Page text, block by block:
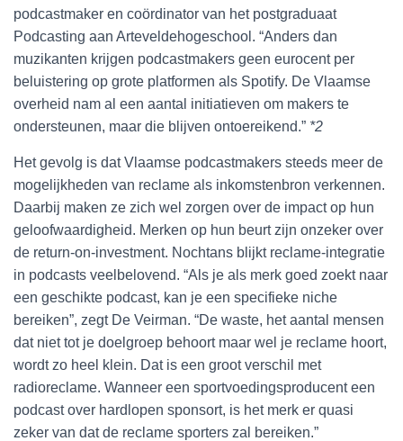
podcastmaker en coördinator van het postgraduaat
Podcasting aan Arteveldehogeschool. “Anders dan
muzikanten krijgen podcastmakers geen eurocent per
beluistering op grote platformen als Spotify. De Vlaamse
overheid nam al een aantal initiatieven om makers te
ondersteunen, maar die blijven ontoereikend.” *2
Het gevolg is dat Vlaamse podcastmakers steeds meer de
mogelijkheden van reclame als inkomstenbron verkennen.
Daarbij maken ze zich wel zorgen over de impact op hun
geloofwaardigheid. Merken op hun beurt zijn onzeker over
de return-on-investment. Nochtans blijkt reclame-integratie
in podcasts veelbelovend. “Als je als merk goed zoekt naar
een geschikte podcast, kan je een specifieke niche
bereiken”, zegt De Veirman. “De waste, het aantal mensen
dat niet tot je doelgroep behoort maar wel je reclame hoort,
wordt zo heel klein. Dat is een groot verschil met
radioreclame. Wanneer een sportvoedingsproducent een
podcast over hardlopen sponsort, is het merk er quasi
zeker van dat de reclame sporters zal bereiken.”